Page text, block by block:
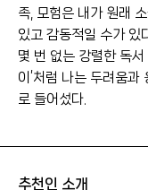
족, 모험은 내가 원래
있고 감동적일 수가 있
몇 번 없는 강렬한 독
이’처럼 나는 두려움과
로 들어섰다.
추천인 소개